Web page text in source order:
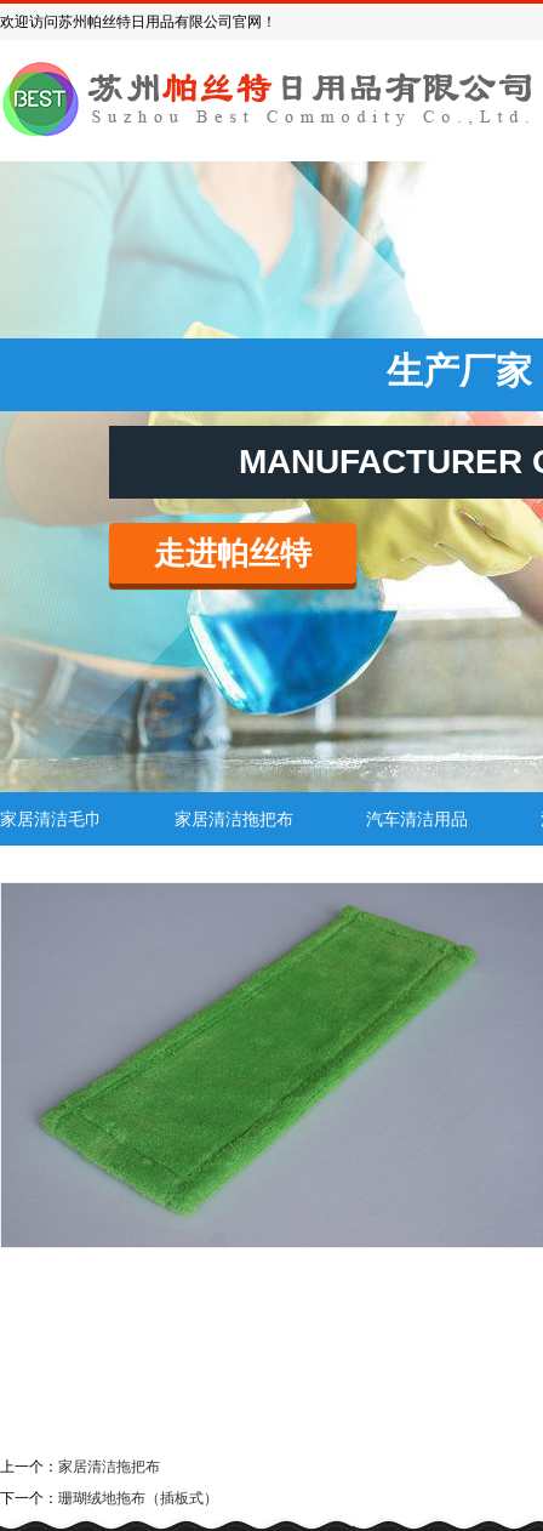
欢迎访问苏州帕丝特日用品有限公司官网！
生产厂
走进帕丝特
家居清洁毛巾 家居清洁拖把布 汽车清洁用品
上一个： 家居清洁拖把布
下一个： 珊瑚绒地拖布（插板式）